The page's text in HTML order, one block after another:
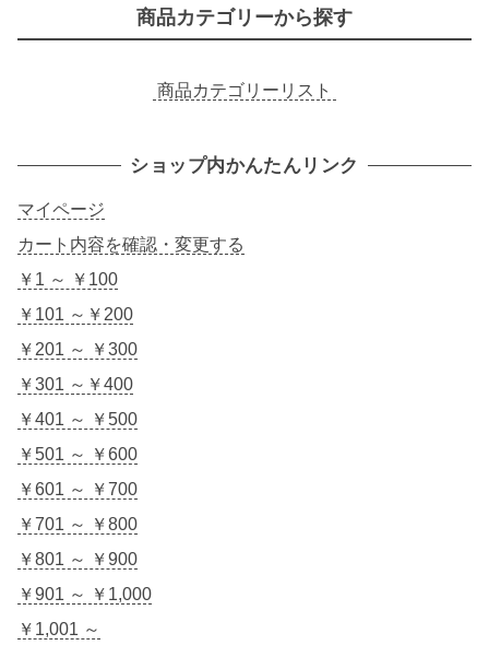
商品カテゴリーから探す
商品カテゴリーリスト
ショップ内かんたんリンク
マイページ
カート内容を確認・変更する
￥1 ～ ￥100
￥101 ～￥200
￥201 ～ ￥300
￥301 ～￥400
￥401 ～ ￥500
￥501 ～ ￥600
￥601 ～ ￥700
￥701 ～ ￥800
￥801 ～ ￥900
￥901 ～ ￥1,000
￥1,001 ～